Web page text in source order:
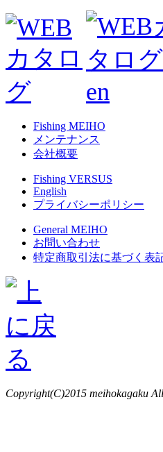
Fishing MEIHO
メンテナンス
会社概要
Fishing VERSUS
English
プライバシーポリシー
General MEIHO
お問い合わせ
特定商取引法に基づく表
Copyright(C)2015 meihokagaku